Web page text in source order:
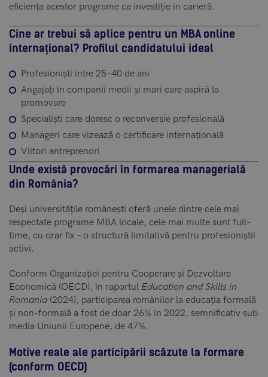
eficiența acestor programe ca investiție în carieră.
Cine ar trebui să aplice pentru un MBA online
internațional? Profilul candidatului ideal
Profesioniști între 25–40 de ani
Angajați în companii medii și mari care aspiră la
promovare
Specialiști care doresc o reconversie profesională
Manageri care vizează o certificare internațională
Viitori antreprenori
Unde există provocări în formarea managerială
din România?
Deși universitățile românești oferă unele dintre cele mai
respectate programe MBA locale, cele mai multe sunt full-
time, cu orar fix – o structură limitativă pentru profesioniștii
activi.
Conform Organizației pentru Cooperare și Dezvoltare
Economică (OECD), în raportul Education and Skills in
Romania (2024), participarea românilor la educația formală
și non-formală a fost de doar 26% în 2022, semnificativ sub
media Uniunii Europene, de 47%.
Motive reale ale participării scăzute la formare
(conform OECD)